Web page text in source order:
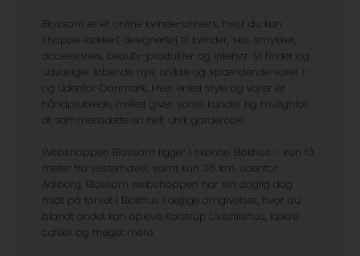
Blossom er et online kvinde-univers, hvor du kan
shoppe lækkert designertøj til kvinder, sko, smykker,
accessories, beauty-produkter og interiør. Vi finder og
udvælger løbende nye, unikke og spændende varer i-
og udenfor Danmark. Hver enkel style og varer er
håndplukkede, hvilket giver vores kunder rig mulighfor
at sammensætte en helt unik garderobe.
Webshoppen Blossom ligger i skønne Blokhus – kun få
meter fra vesterhavet, samt kun 36 km. udenfor
Aalborg. Blossom webshoppen har sin daglig dag
midt på torvet i Blokhus i dejlige omgivelser, hvor du
blandt andet kan opleve Kalstrup Livsstilshus, lækre
caféer og meget mere.